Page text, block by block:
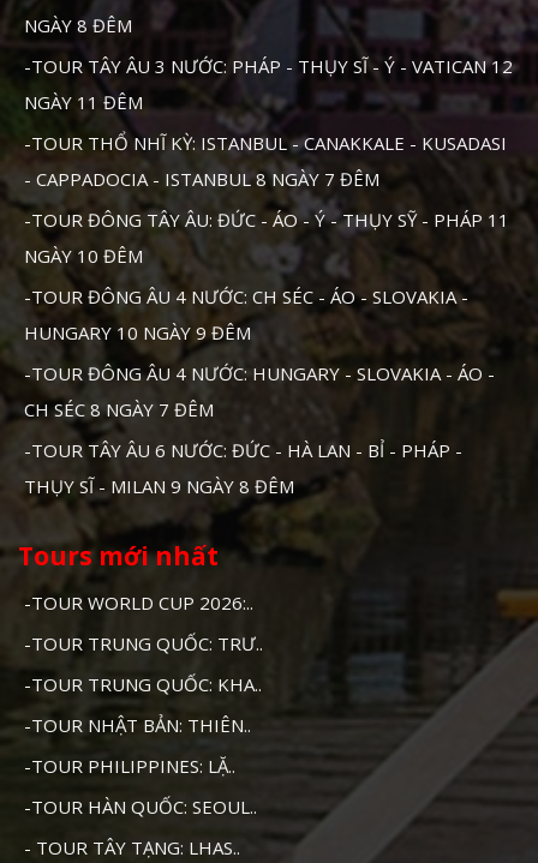
NGÀY 8 ĐÊM
-TOUR TÂY ÂU 3 NƯỚC: PHÁP - THỤY SĨ - Ý - VATICAN 12
NGÀY 11 ĐÊM
-TOUR THỔ NHĨ KỲ: ISTANBUL - CANAKKALE - KUSADASI
- CAPPADOCIA - ISTANBUL 8 NGÀY 7 ĐÊM
-TOUR ĐÔNG TÂY ÂU: ĐỨC - ÁO - Ý - THỤY SỸ - PHÁP 11
NGÀY 10 ĐÊM
-TOUR ĐÔNG ÂU 4 NƯỚC: CH SÉC - ÁO - SLOVAKIA -
HUNGARY 10 NGÀY 9 ĐÊM
-TOUR ĐÔNG ÂU 4 NƯỚC: HUNGARY - SLOVAKIA - ÁO -
CH SÉC 8 NGÀY 7 ĐÊM
-TOUR TÂY ÂU 6 NƯỚC: ĐỨC - HÀ LAN - BỈ - PHÁP -
THỤY SĨ - MILAN 9 NGÀY 8 ĐÊM
Tours mới nhất
-TOUR WORLD CUP 2026:..
-TOUR TRUNG QUỐC: TRƯ..
-TOUR TRUNG QUỐC: KHA..
-TOUR NHẬT BẢN: THIÊN..
-TOUR PHILIPPINES: LẶ..
-TOUR HÀN QUỐC: SEOUL..
- TOUR TÂY TẠNG: LHAS..